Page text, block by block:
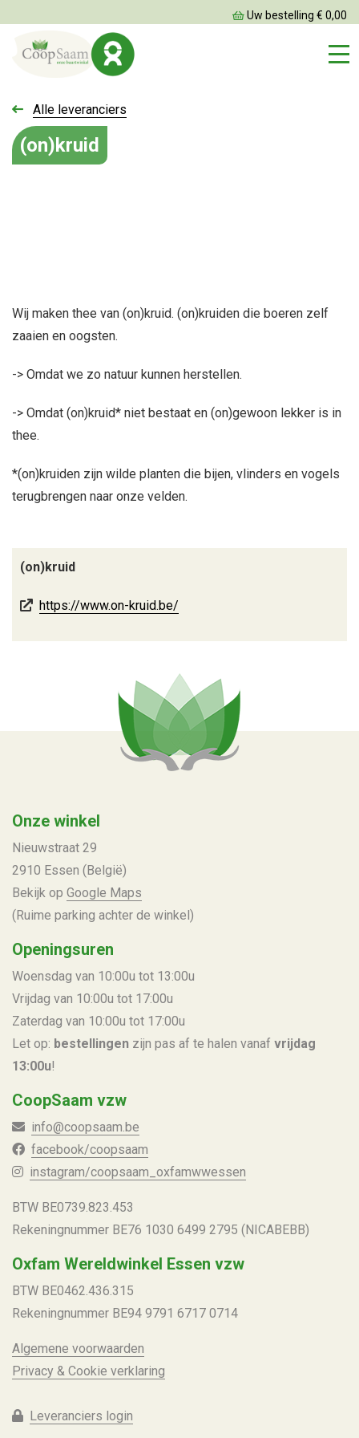
Uw bestelling € 0,00
Alle leveranciers
(on)kruid
Wij maken thee van (on)kruid. (on)kruiden die boeren zelf
zaaien en oogsten.
-> Omdat we zo natuur kunnen herstellen.
-> Omdat (on)kruid* niet bestaat en (on)gewoon lekker is in
thee.
*(on)kruiden zijn wilde planten die bijen, vlinders en vogels
terugbrengen naar onze velden.
(on)kruid
https://www.on-kruid.be/
Onze winkel
Nieuwstraat 29
2910 Essen (België)
Bekijk op Google Maps
(Ruime parking achter de winkel)
Openingsuren
Woensdag van 10:00u tot 13:00u
Vrijdag van 10:00u tot 17:00u
Zaterdag van 10:00u tot 17:00u
Let op: bestellingen zijn pas af te halen vanaf vrijdag
13:00u!
CoopSaam vzw
info@coopsaam.be
facebook/coopsaam
instagram/coopsaam_oxfamwwessen
BTW BE0739.823.453
Rekeningnummer BE76 1030 6499 2795 (NICABEBB)
Oxfam Wereldwinkel Essen vzw
BTW BE0462.436.315
Rekeningnummer BE94 9791 6717 0714
Algemene voorwaarden
Privacy & Cookie verklaring
Leveranciers login